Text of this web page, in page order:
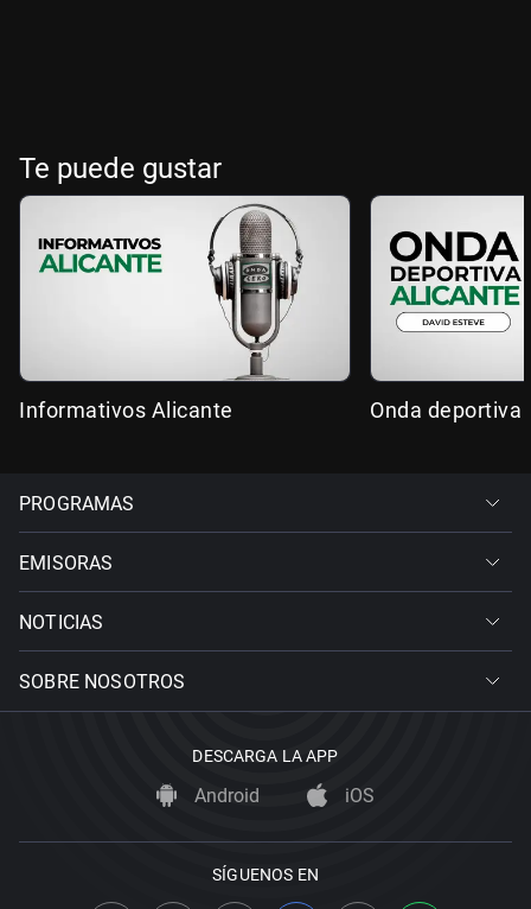
Te puede gustar
Informativos Alicante Onda deportiva
PROGRAMAS
EMISORAS
NOTICIAS
SOBRE NOSOTROS
DESCARGA LA APP
Android iOS
SÍGUENOS EN